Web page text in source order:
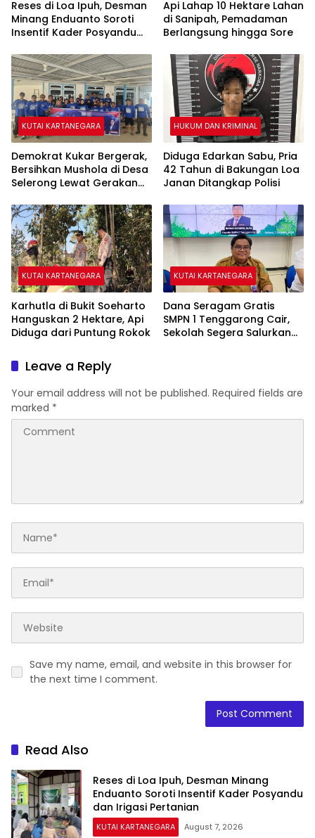
Reses di Loa Ipuh, Desman
Minang Enduanto Soroti
Insentif Kader Posyandu
Api Lahap 10 Hektare Lahan
di Sanipah, Pemadaman
Berlangsung hingga Sore
KUTAI KARTANEGARA
Demokrat Kukar Bergerak,
Bersihkan Mushola di Desa
Selerong Lewat Gerakan
HUKUM DAN KRIMINAL
Diduga Edarkan Sabu, Pria
42 Tahun di Bakungan Loa
Janan Ditangkap Polisi
KUTAI KARTANEGARA
Karhutla di Bukit Soeharto
Hanguskan 2 Hektare, Api
Diduga dari Puntung Rokok
KUTAI KARTANEGARA
Dana Seragam Gratis
SMPN 1 Tenggarong Cair,
Sekolah Segera Salurkan
Leave a Reply
Your email address will not be published. Required fields are
marked *
Save my name, email, and website in this browser for
the next time I comment.
Read Also
Reses di Loa Ipuh, Desman Minang
Enduanto Soroti Insentif Kader Posyandu
dan Irigasi Pertanian
KUTAI KARTANEGARA August 7, 2026